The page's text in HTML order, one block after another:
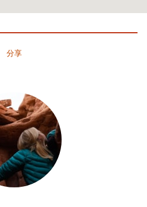
分享